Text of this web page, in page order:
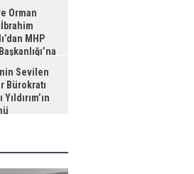
Orman
İbrahim
MHP
Sevilen
Bürokratı
Yıldırım’ın